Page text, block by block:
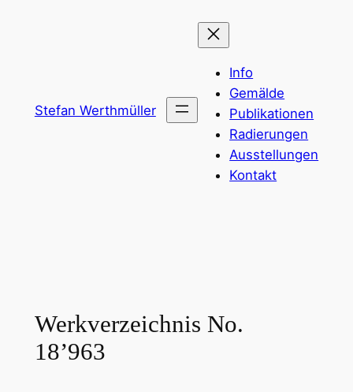
Stefan Werthmüller
Info
Gemälde
Publikationen
Radierungen
Ausstellungen
Kontakt
Werkverzeichnis No.
18’963